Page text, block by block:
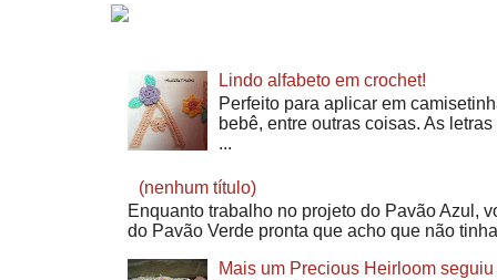
Lindo alfabeto em crochet!
Perfeito para aplicar em
bebê, entre outras coisas. As
...
(nenhum título)
Enquanto trabalho no projeto do Pavão Azul,
do Pavão Verde pronta que acho que não
Mais um Precious Heirloom seguiu